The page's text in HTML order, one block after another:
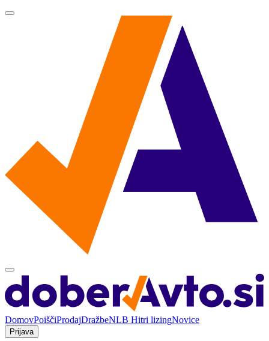
DomovPoiščiProdajDražbeNLB Hitri lizingNovice
Prijava